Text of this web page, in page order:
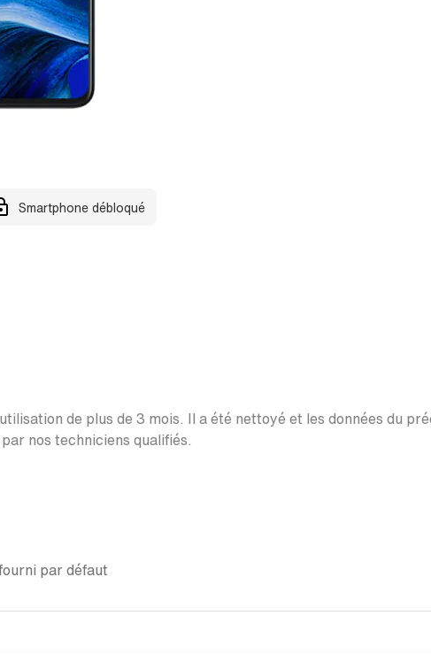
Smartphone débloqué
de plus de 3 mois. Il a été nettoyé et les données du
nos techniciens qualifiés.
par défaut